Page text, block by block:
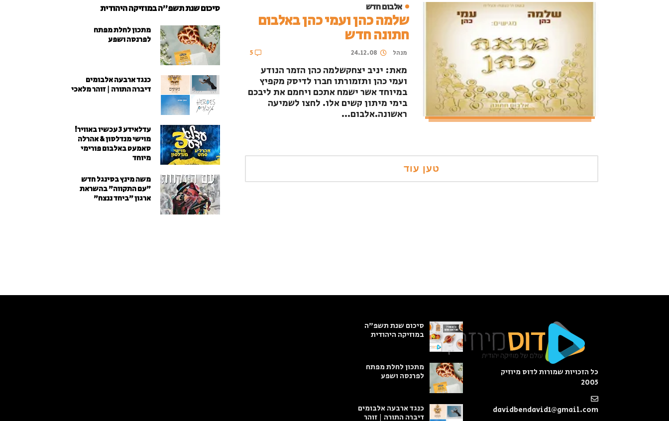
אלבום חדש
שלמה כהן ועמי כהן באלבום
חתונה חדש
מנהל 24.12.08
5
מאת: יניב יצחקשלמה כהן הזמר הנודע
ועמי כהן ותזמורתו חברו לדיסק מקפיץ
במיוחד אשר ישמח אתכם ויחמם את ליבכם
בימי מיתון קשים אלו. לחצו לשמיעה
ראשונה.אלבום...
סיכום שנת תשפ"ה במוזיקה היהודית
מתכון לחלת מפתח
לפרנסה ושפע
כנגד ארבעה אלבומים
דיברה התורה | זוהר מלאכי
עדלאידע 3 עכשיו באוויר!
מוישי מנדלסון & אהרלה
סאמעט באלבום פורימי
מיוחד
משה מינץ בסינגל חדש
״עם התקווה״ בהשראת
ארגון "ביחד ננצח"
כל הזכויות שמורות לדוס מיוזיק
2005
davidbendavid1@gmail.com
סיכום שנת תשפ"ה
במוזיקה היהודית
מתכון לחלת מפתח
לפרנסה ושפע
כנגד ארבעה אלבומים
דיברה התורה | זוהר